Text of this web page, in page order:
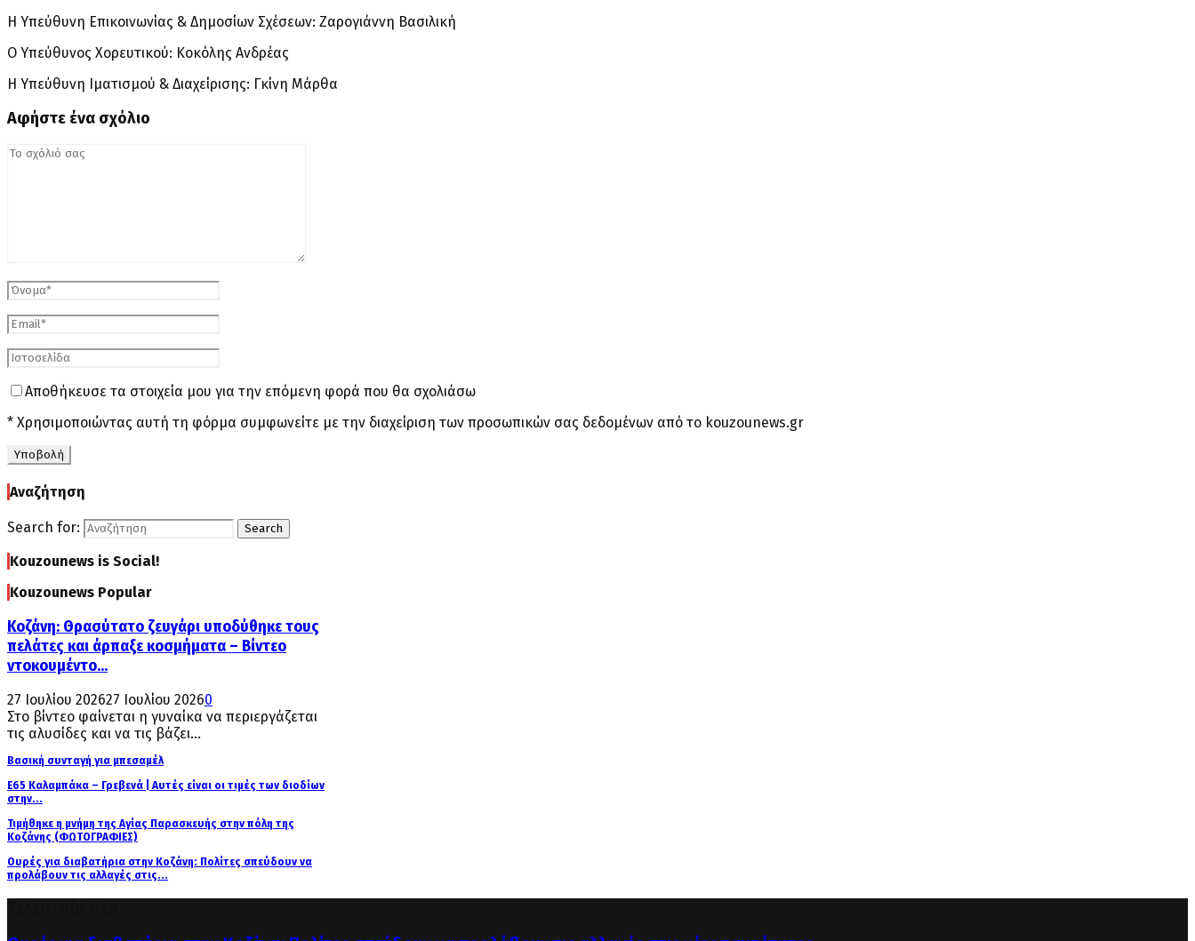
Η Υπεύθυνη Επικοινωνίας & Δημοσίων Σχέσεων: Ζαρογιάννη Βασιλική
Ο Υπεύθυνος Χορευτικού: Κοκόλης Ανδρέας
Η Υπεύθυνη Ιματισμού & Διαχείρισης: Γκίνη Μάρθα
Αφήστε ένα σχόλιο
Αποθήκευσε τα στοιχεία μου για την επόμενη φορά που θα σχολιάσω
* Χρησιμοποιώντας αυτή τη φόρμα συμφωνείτε με την διαχείριση των προσωπικών σας δεδομένων από το kouzounews.gr
Αναζήτηση
Search for: Search
Kouzounews is Social!
Kouzounews Popular
Κοζάνη: Θρασύτατο ζευγάρι υποδύθηκε τους
πελάτες και άρπαξε κοσμήματα – Βίντεο
ντοκουμέντο...
27 Ιουλίου 202627 Ιουλίου 20260
Στο βίντεο φαίνεται η γυναίκα να περιεργάζεται
τις αλυσίδες και να τις βάζει...
Βασική συνταγή για μπεσαμέλ
Ε65 Καλαμπάκα – Γρεβενά | Αυτές είναι οι τιμές των διοδίων
στην...
Τιμήθηκε η μνήμη της Αγίας Παρασκευής στην πόλη της
Κοζάνης (ΦΩΤΟΓΡΑΦΙΕΣ)
Ουρές για διαβατήρια στην Κοζάνη: Πολίτες σπεύδουν να
προλάβουν τις αλλαγές στις...